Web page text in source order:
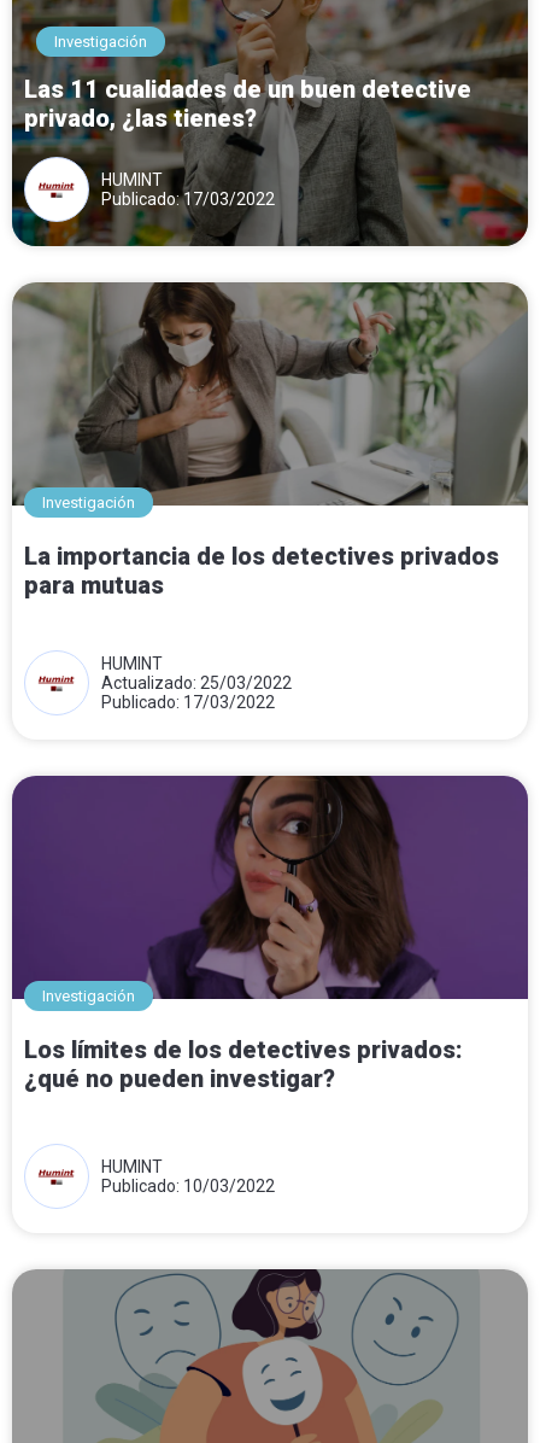
Investigación
Las 11 cualidades de un buen detective
privado, ¿las tienes?
HUMINT
Publicado: 17/03/2022
Investigación
La importancia de los detectives privados
para mutuas
HUMINT
Actualizado: 25/03/2022
Publicado: 17/03/2022
Investigación
Los límites de los detectives privados:
¿qué no pueden investigar?
HUMINT
Publicado: 10/03/2022